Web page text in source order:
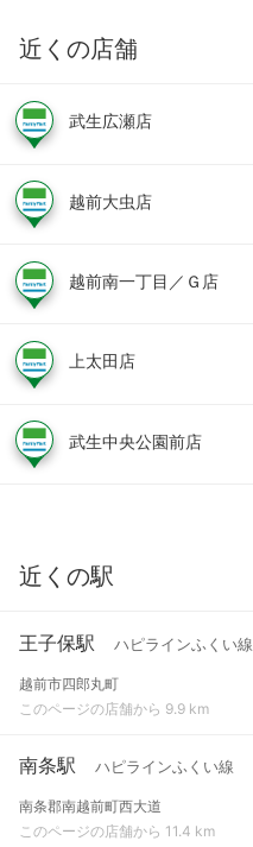
近くの店舗
武生広瀬店
越前大虫店
越前南一丁目／Ｇ店
上太田店
武生中央公園前店
近くの駅
王子保駅 ハピラインふくい線
越前市四郎丸町
このページの店舗から 9.9 km
南条駅 ハピラインふくい線
南条郡南越前町西大道
このページの店舗から 11.4 km